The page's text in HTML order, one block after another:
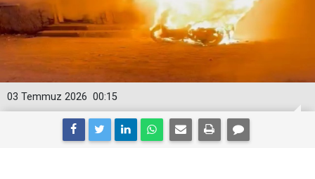
00:15
03 Temmuz 2026